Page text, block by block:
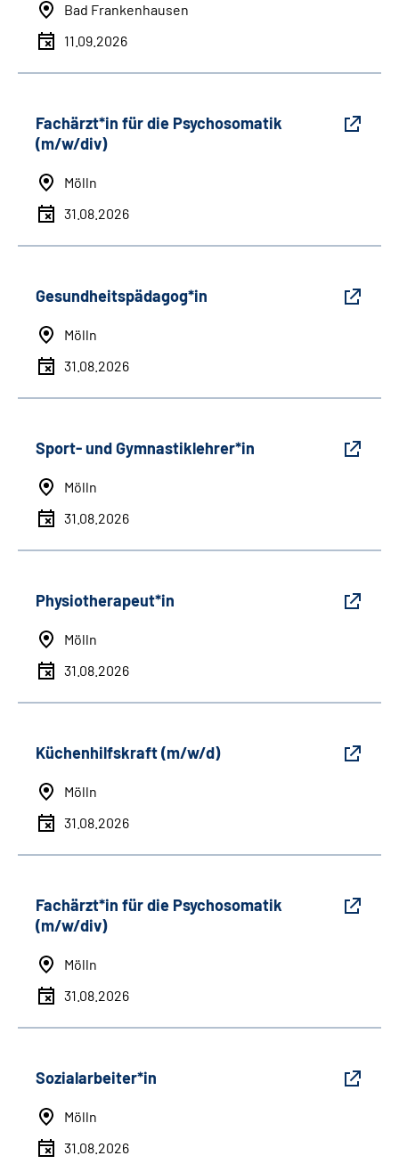
Bad Frankenhausen
11.09.2026
Fachärzt*in für die Psychosomatik
(m/w/div)
Mölln
31.08.2026
Gesundheitspädagog*in
Mölln
31.08.2026
Sport- und Gymnastiklehrer*in
Mölln
31.08.2026
Physiotherapeut*in
Mölln
31.08.2026
Küchenhilfskraft (m/w/d)
Mölln
31.08.2026
Fachärzt*in für die Psychosomatik
(m/w/div)
Mölln
31.08.2026
Sozialarbeiter*in
Mölln
31.08.2026